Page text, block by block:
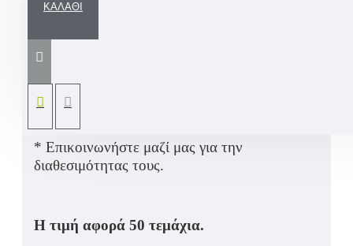
ΚΑΛΆΘΙ
από δερμάτινο κορδόνι σε απόχρωση του
συνοδευόμενα από συσκευασία πολυτελείας
* Επικοινωνήστε μαζί μας για την
διαθεσιμότητας τους.
Η τιμή αφορά 50 τεμάχια.